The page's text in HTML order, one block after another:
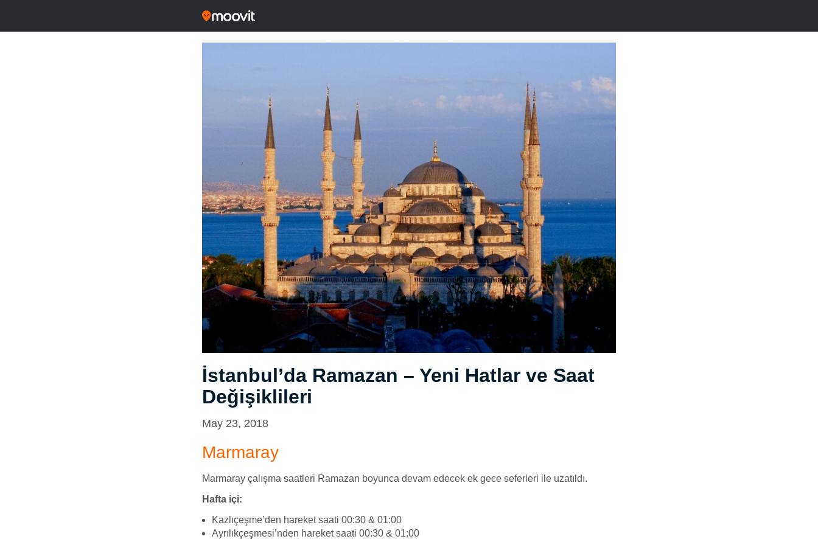
İstanbul’da Ramazan – Yeni Hatlar ve Saat
Değişiklileri
May 23, 2018
Marmaray
Marmaray çalışma saatleri Ramazan boyunca devam edecek ek gece seferleri ile uzatıldı.
Hafta içi:
Kazlıçeşme’den hareket saati 00:30 & 01:00
Ayrılıkçeşmesi’nden hareket saati 00:30 & 01:00